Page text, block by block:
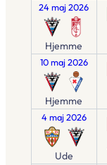
24 maj 2026
Hjemme
10 maj 2026
Hjemme
4 maj 2026
Ude